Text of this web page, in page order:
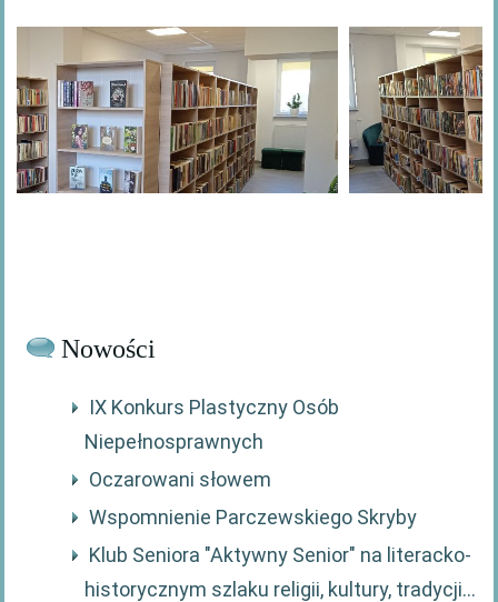
Nowości
IX Konkurs Plastyczny Osób
Niepełnosprawnych
Oczarowani słowem
Wspomnienie Parczewskiego Skryby
Klub Seniora "Aktywny Senior" na literacko-
historycznym szlaku religii, kultury, tradycji...